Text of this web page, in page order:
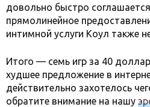
довольно быстро
прямолинейное
интимной услуги Коул также
Итого — семь игр за 40
худшее предложение в
действительно захотелось
обратите внимание на нашу